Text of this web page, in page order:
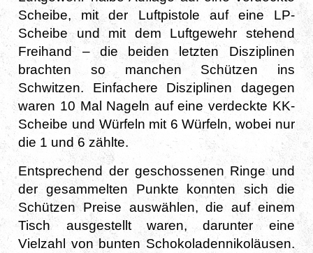
Scheibe, mit der Luftpistole auf eine LP-
Scheibe und mit dem Luftgewehr stehend
Freihand – die beiden letzten Disziplinen
brachten so manchen Schützen ins
Schwitzen. Einfachere Disziplinen dagegen
waren 10 Mal Nageln auf eine verdeckte KK-
Scheibe und Würfeln mit 6 Würfeln, wobei nur
die 1 und 6 zählte.
Entsprechend der geschossenen Ringe und
der gesammelten Punkte konnten sich die
Schützen Preise auswählen, die auf einem
Tisch ausgestellt waren, darunter eine
Vielzahl von bunten Schokoladennikoläusen.